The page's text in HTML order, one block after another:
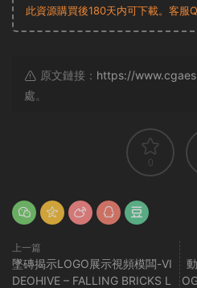
此資源購買後180天内可下載。客服
原文鏈接： https://
處。
0
上一篇
墜磚揭示LOGO展示視頻模闆-VI
DEOHIVE – FALLING BRICKS L